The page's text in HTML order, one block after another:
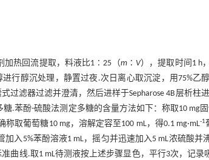
加热回流提取，料液比1∶25（m∶ V），提取时间1 h
行醇沉处理，静置过夜.次日离心取沉淀，用75%乙
过滤器过滤并澄清，然后进样于Sepharose 4B层析柱
.苯酚-硫酸法测定多糖的含量方法如下：称取10 mg
取葡萄糖10 mg，溶解定容至100 mL，得0.1 mg·mL-1
加入5%苯酚溶液1 mL，摇匀并迅速加入5 mL浓硫酸
曲线.取1 mL待测液按上述步骤显色，平行3次，记录